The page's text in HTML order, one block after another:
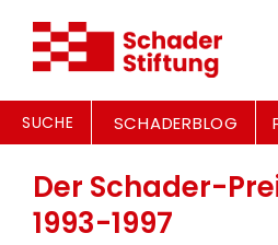
SUCHE SCHADERBLOG
Der Schader-
1993-1997